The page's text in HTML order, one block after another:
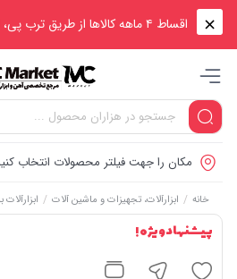
اقساط ۴ ماهه کالاها از طریق ترب پی، اسنپ پی و دیجی پی
مکان را جهت فیلتر محصولات انتخاب
خانه / ابزارآلات، تجهیزات و ماشین آلات /
پیشنهاد ویژه !